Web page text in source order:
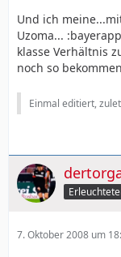
Und ich
Uzoma...
klasse Verhältnis
noch so
Einmal editiert,
7. Oktober 2008 um